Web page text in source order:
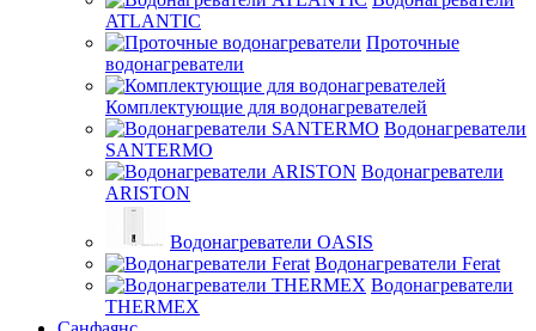
ATLANTIC
Проточные
водонагреватели
Комплектующие для водонагревателей
Водонагреватели
SANTERMO
Водонагреватели
ARISTON
Водонагреватели OASIS
Водонагреватели Ferat
Водонагреватели
THERMEX